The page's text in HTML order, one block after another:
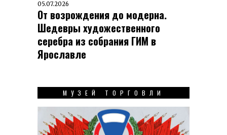
05.07.2026
От возрождения до модерна.
Шедевры художественного
серебра из собрания ГИМ в
Ярославле
МУЗЕЙ ТОРГОВЛИ